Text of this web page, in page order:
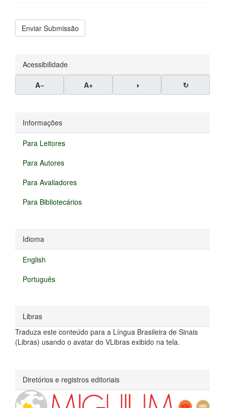
Enviar
Submissão
Enviar Submissão
Acessibilidade
A− A+ ◑ ↻
Informações
Para Leitores
Para Autores
Para Avaliadores
Para Bibliotecários
Idioma
English
Português
Libras
Traduza este conteúdo para a Língua Brasileira de Sinais
(Libras) usando o avatar do VLibras exibido na tela.
Diretórios e registros editoriais